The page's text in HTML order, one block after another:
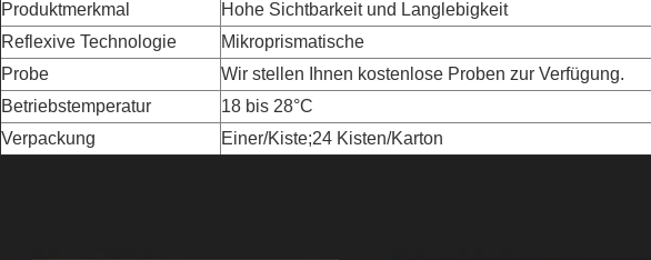
Produktmerkmal
Hohe Sichtbarkeit und Langlebigkeit
Reflexive Technologie
Mikroprismatische
Probe
Wir stellen Ihnen kostenlose Proben zur Verfügung.
Betriebstemperatur
18 bis 28°C
Verpackung
Einer/Kiste;24 Kisten/Karton